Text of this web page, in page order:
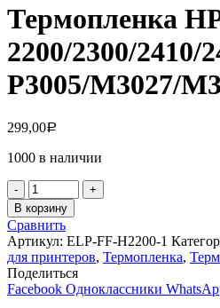
Термопленка
2200/2300/2410/
P3005/M3027/
299,00Р
1000 в наличии
Количество
товара
Термопленка
HP
LJ
2200/2300/2410/2420/2430/
P3005/M3027/M3035
4200
В корзину
Сравнить
Артикул: ELP-FF-H2200-1
для принтеров, Термопленка,
Поделиться
Facebook Одноклассники